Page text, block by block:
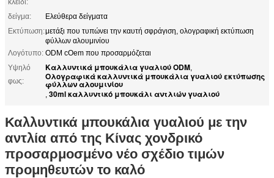
κλειδί:
δείγμα:
Ελεύθερα δείγματα
Εκτύπωση:μετάξι που τυπώνει την καυτή σφράγιση, ολογραφική εκτύπωση
φύλλων αλουμινίου
Λογότυπο: ODM cOem που προσαρμόζεται
Υψηλό
φως:
Καλλυντικά μπουκάλια γυαλιού ODM,
Ολογραφικά καλλυντικά μπουκάλια γυαλιού εκτύπωσης
φύλλων αλουμινίου
, 30ml καλλυντικό μπουκάλι αντλιών γυαλιού
Καλλυντικά μπουκάλια γυαλιού με την
αντλία από της Κίνας χονδρικό
προσαρμοσμένο νέο σχέδιο τιμών
προμηθευτών το καλό